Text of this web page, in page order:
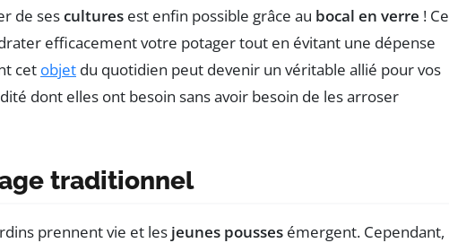
de sescultures est enfin possible grâce au bocal en verre ! Ce
efficacement votre potager tout en évitant une dépense
cet objet du quotidien peut devenir un véritable allié pour vos
dont elles ont besoin sans avoir besoin de les arroser
traditionnel
prennent vie et les jeunes pousses émergent. Cependant,